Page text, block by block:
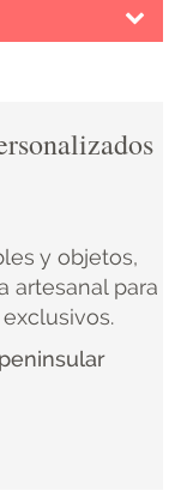
y objetos,
artesanal para